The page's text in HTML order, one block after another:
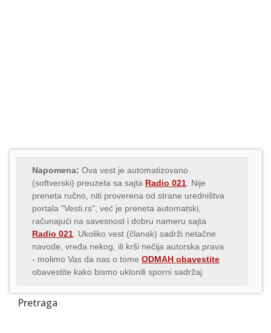
Napomena: Ova vest je automatizovano
(softverski) preuzeta sa sajta Radio 021 . Nije
preneta ručno, niti proverena od strane uredništva
portala "Vesti.rs", već je preneta automatski,
računajući na savesnost i dobru nameru sajta
Radio 021 . Ukoliko vest (članak) sadrži netačne
navode, vređa nekog, ili krši nečija autorska prava
- molimo Vas da nas o tome ODMAH obavestite
obavestite kako bismo uklonili sporni sadržaj.
Pretraga